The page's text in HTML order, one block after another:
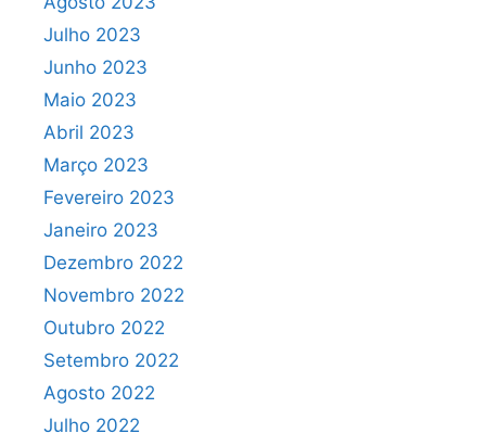
Julho 2023
Junho 2023
Maio 2023
Abril 2023
Março 2023
Fevereiro 2023
Janeiro 2023
Dezembro 2022
Novembro 2022
Outubro 2022
Setembro 2022
Agosto 2022
Julho 2022